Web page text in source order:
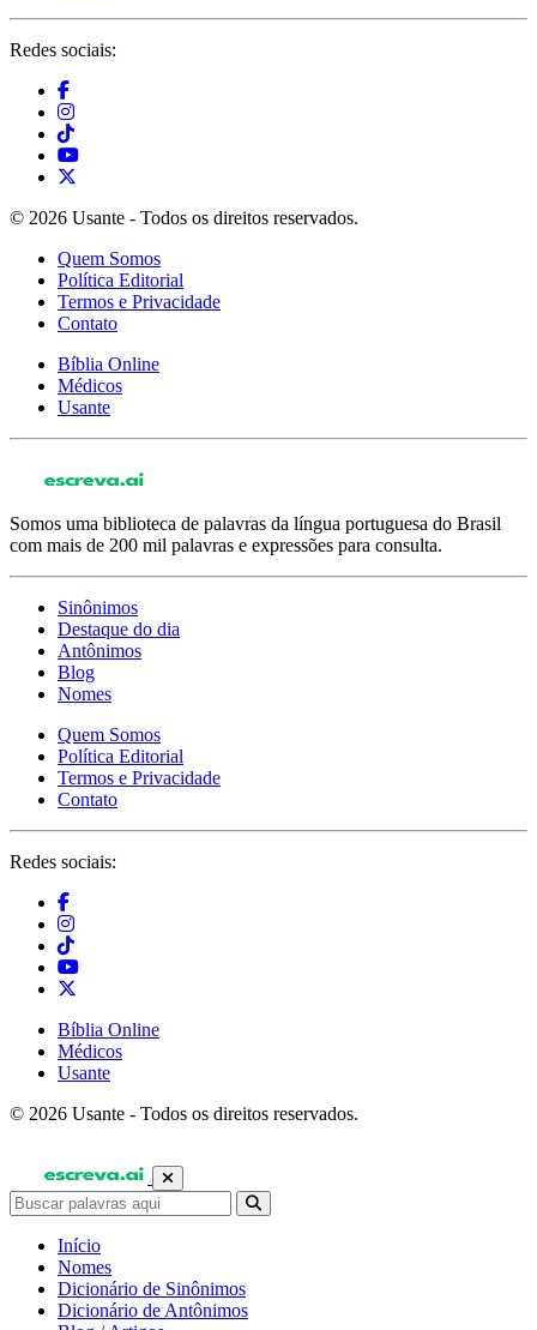
Redes sociais:
© 2026 Usante - Todos os direitos reservados.
Quem Somos
Política Editorial
Termos e Privacidade
Contato
Bíblia Online
Médicos
Usante
Somos uma biblioteca de palavras da língua portuguesa do Brasil
com mais de 200 mil palavras e expressões para consulta.
Sinônimos
Destaque do dia
Antônimos
Blog
Nomes
Quem Somos
Política Editorial
Termos e Privacidade
Contato
Redes sociais:
Bíblia Online
Médicos
Usante
© 2026 Usante - Todos os direitos reservados.
Início
Nomes
Dicionário de Sinônimos
Dicionário de Antônimos